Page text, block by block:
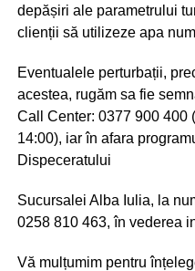
depășiri ale parametrului
clienții să utilizeze apa
Eventualele perturbații,
acestea, rugăm sa fie
Call Center: 0377 900 400
14:00), iar în afara
Dispeceratului
Sucursalei Alba Iulia, la
0258 810 463, în vederea
Vă mulțumim pentru